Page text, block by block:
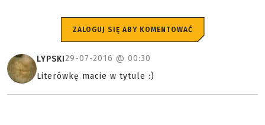
ZALOGUJ SIĘ ABY KOMENTOWAĆ
LYPSKI29-07-2016 @ 00:30
Literówkę macie w tytule :)